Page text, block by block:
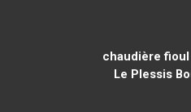
chaudière
Le Plessis